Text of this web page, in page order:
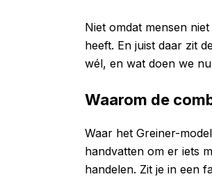
Niet omdat mensen
heeft. En juist daar zit
wél, en wat doen we
Waarom de
Waar het Greiner-
handvatten om er iets
handelen. Zit je in een